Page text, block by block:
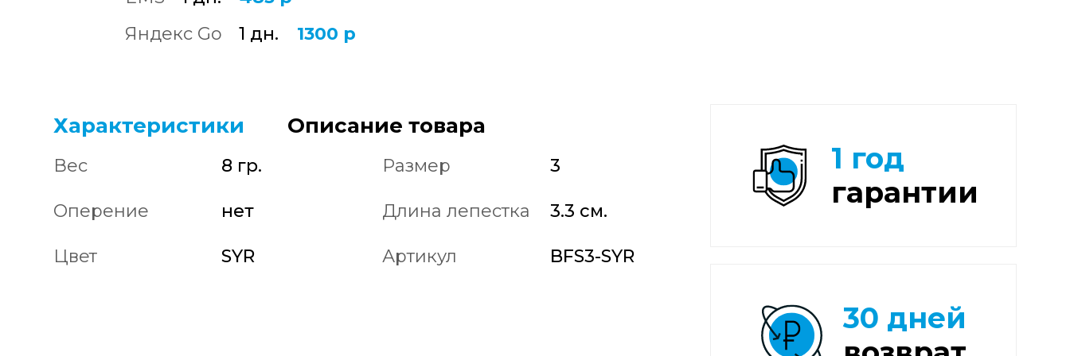
Яндекс Go
1 дн. 1300 р
Характеристики Описание товара
Вес 8 гр. Размер 3
Оперение нет Длина лепестка 3.3 см.
Цвет SYR Артикул BFS3-SYR
1 год
гарантии
30 дней